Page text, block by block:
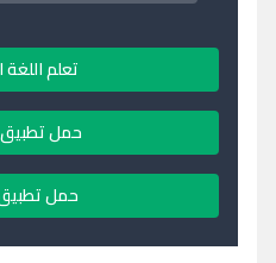
تعلم اللغة
حمل تطبيق
حمل